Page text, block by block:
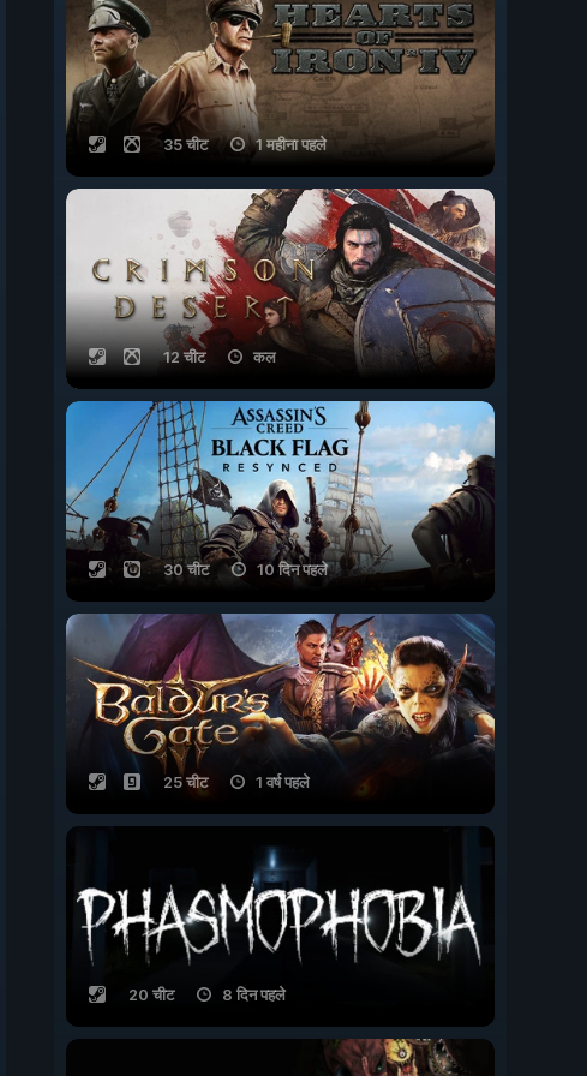
35 चीट 1 महीना पहले
12 चीट कल
30 चीट 10 दिन पहले
25 चीट 1 वर्ष पहले
20 चीट 8 दिन पहले